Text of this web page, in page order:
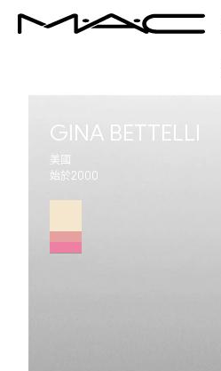
GINA BETTELLI
美國
始於2000